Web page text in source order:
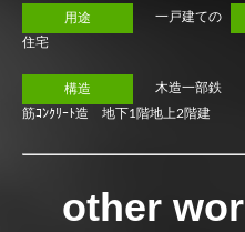
用途 一戸建ての
住宅
構造 木造一部鉄
筋ｺﾝｸﾘｰﾄ造 地下1階地上2階建
other